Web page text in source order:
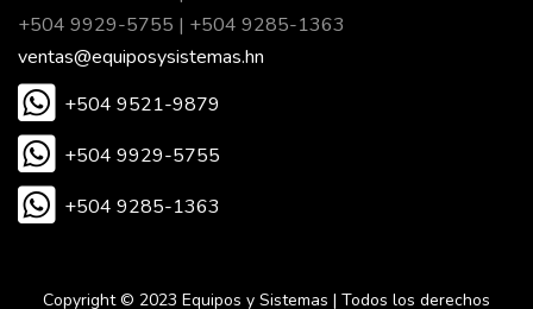
+504 9929-5755 | +504 9285-1363
ventas@equiposysistemas.hn
+504 9521-9879
+504 9929-5755
+504 9285-1363
Copyright © 2023 Equipos y Sistemas | Todos los derechos